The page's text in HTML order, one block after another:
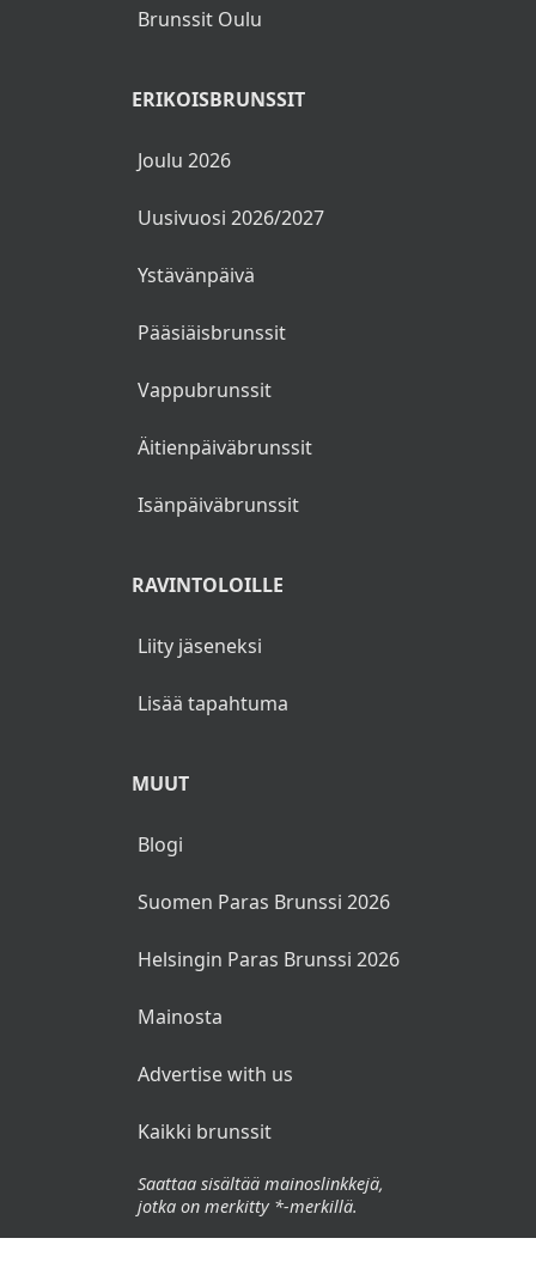
Brunssit Oulu
ERIKOISBRUNSSIT
Joulu 2026
Uusivuosi 2026/2027
Ystävänpäivä
Pääsiäisbrunssit
Vappubrunssit
Äitienpäiväbrunssit
Isänpäiväbrunssit
RAVINTOLOILLE
Liity jäseneksi
Lisää tapahtuma
MUUT
Blogi
Suomen Paras Brunssi 2026
Helsingin Paras Brunssi 2026
Mainosta
Advertise with us
Kaikki brunssit
Saattaa sisältää mainoslinkkejä,
jotka on merkitty *-merkillä.